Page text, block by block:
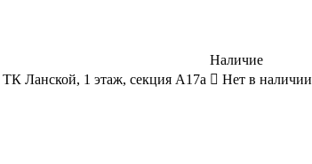
Наличие
ТК Ланской, 1 этаж, секция А17а Нет в наличии